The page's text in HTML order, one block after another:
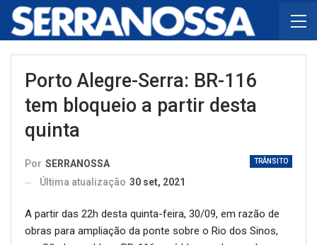
Porto Alegre-Serra: BR-116
tem bloqueio a partir desta
quinta
TRÂNSITO
Por SERRANOSSA
Última atualização 30 set, 2021
A partir das 22h desta quinta-feira, 30/09, em razão de
obras para ampliação da ponte sobre o Rio dos Sinos,